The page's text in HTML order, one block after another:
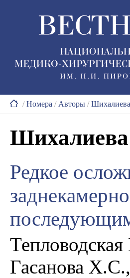
/Номера / Авторы /
Редкое
Гасанова